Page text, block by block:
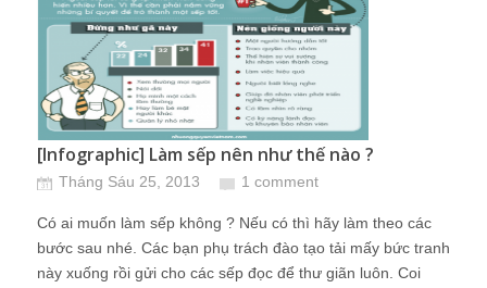
[Infographic] Làm sếp nên như thế nào ?
Tháng Sáu 25, 2013 1 comment
Có ai muốn làm sếp không ? Nếu có thì hãy làm theo các
bước sau nhé. Các bạn phụ trách đào tạo tải mấy bức tranh
này xuống rồi gửi cho các sếp đọc để thư giãn luôn. Coi